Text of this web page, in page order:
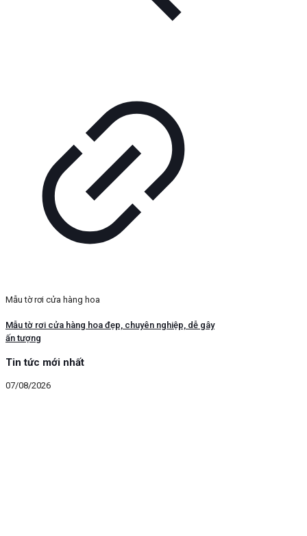
Mẫu tờ rơi cửa hàng hoa
Mẫu tờ rơi cửa hàng hoa đẹp, chuyên nghiệp, dễ gây
ấn tượng
Tin tức mới nhất
07/08/2026